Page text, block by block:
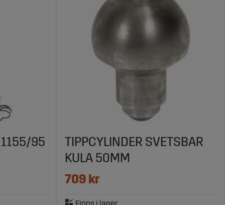
1155/95
TIPPCYLINDER SVETSBAR
KULA 50MM
709 kr